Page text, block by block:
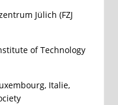
Jülich (FZJ
of Technology
Italie,